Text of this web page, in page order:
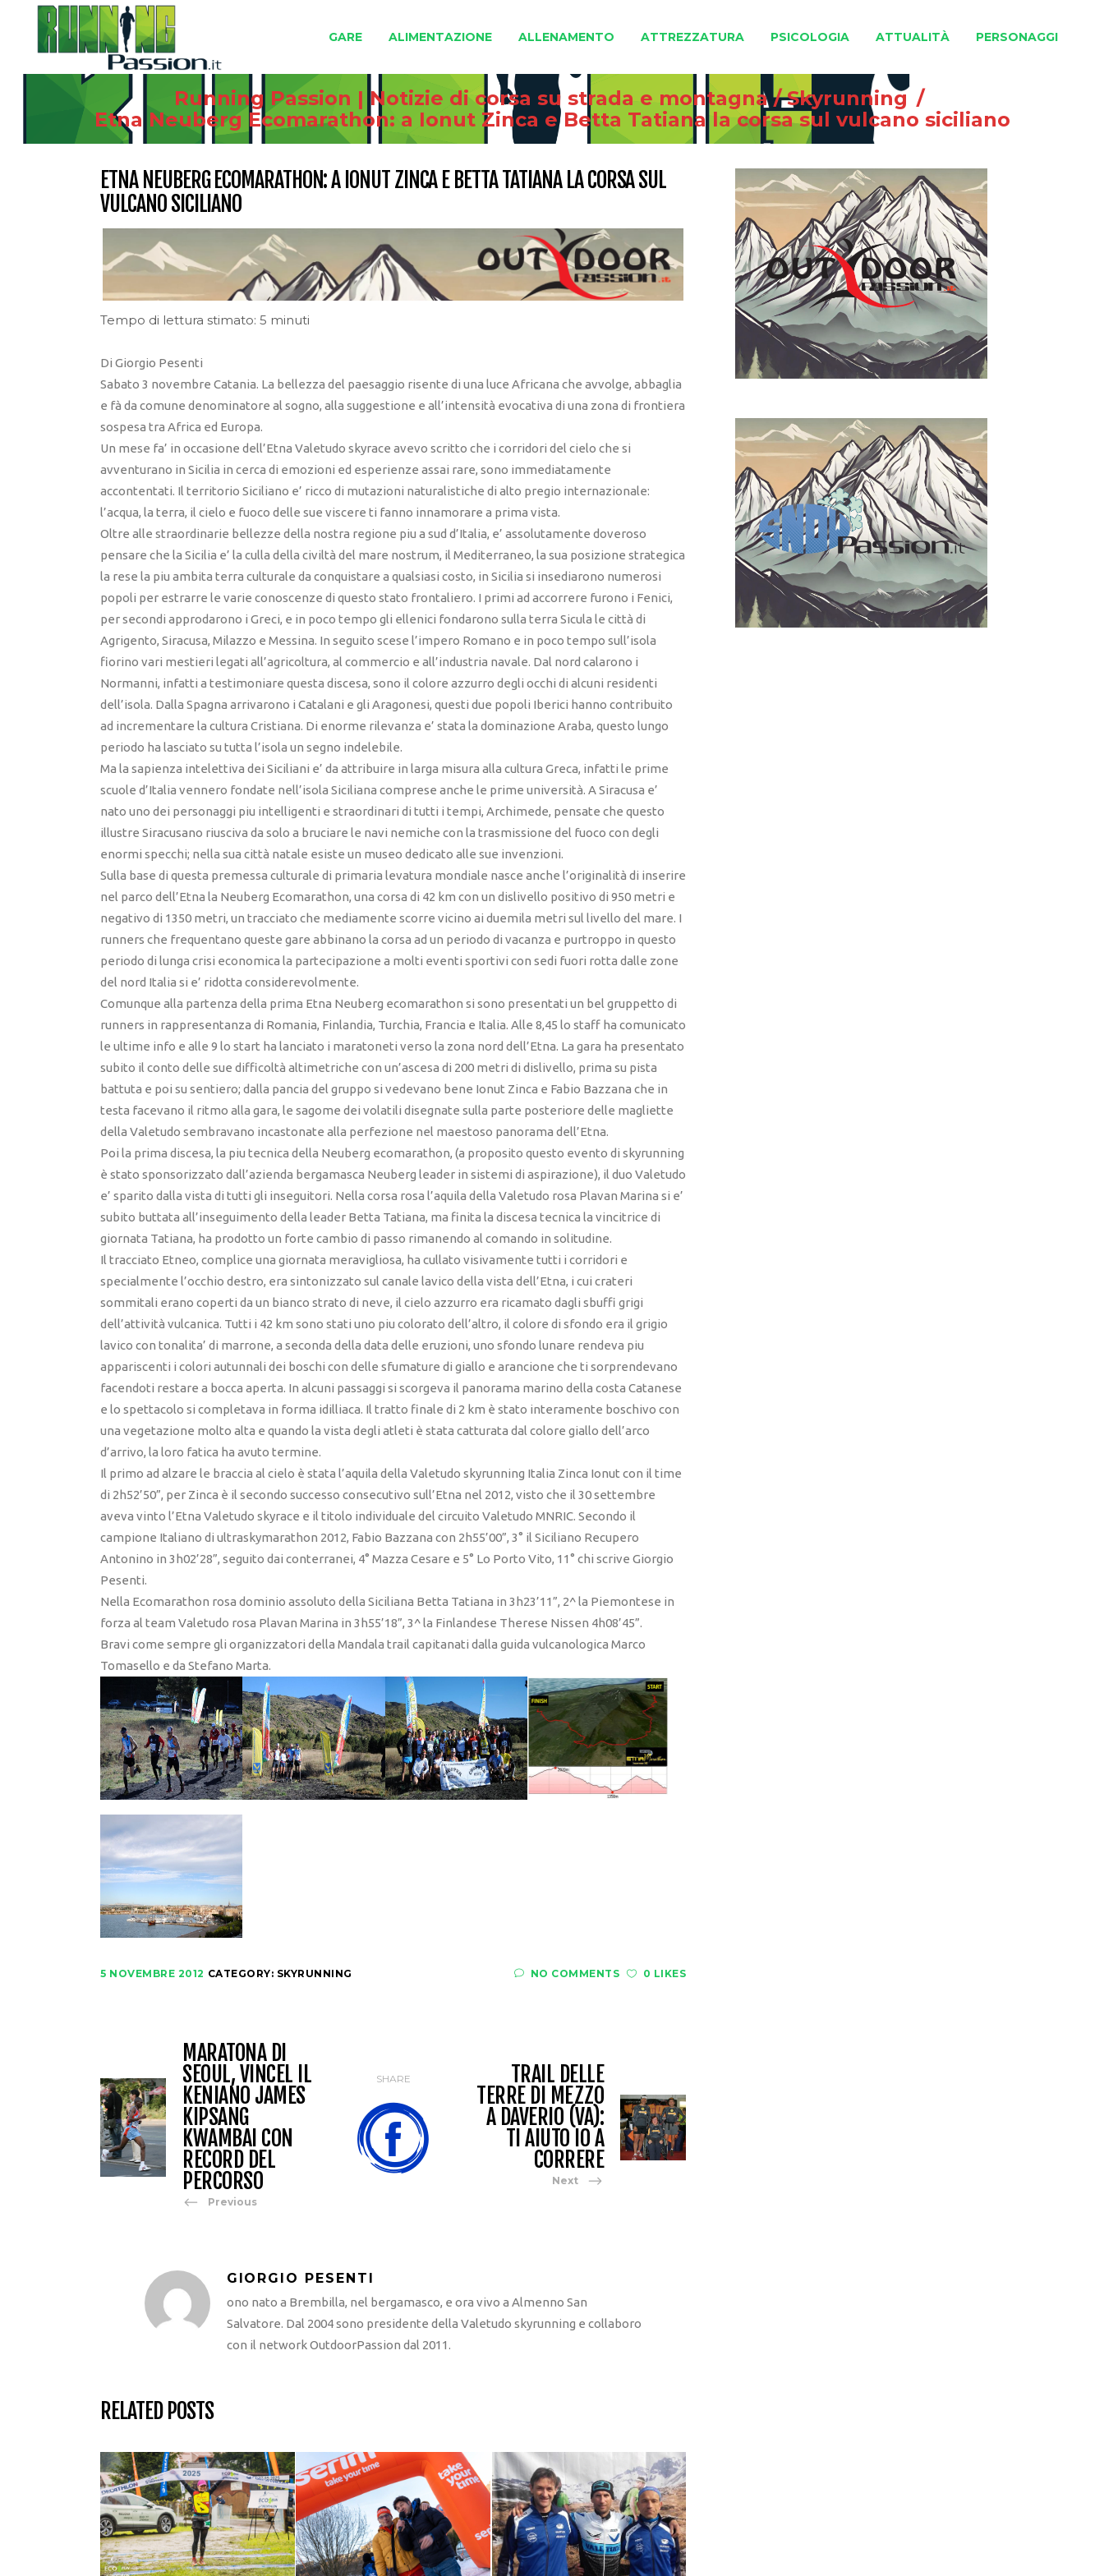
GARE ALIMENTAZIONE ALLENAMENTO ATTREZZATURA PSICOLOGIA ATTUALITÀ PERSONAGGI
Running Passion | Notizie di corsa su strada e montagna/Skyrunning /
Etna Neuberg Ecomarathon: a Ionut Zinca e Betta Tatiana la corsa sul vulcano siciliano
ETNA NEUBERG ECOMARATHON: A IONUT ZINCA E BETTA TATIANA LA CORSA SUL
VULCANO SICILIANO
Tempo di lettura stimato: 5 minuti
Di Giorgio Pesenti
Sabato 3 novembre Catania. La bellezza del paesaggio risente di una luce Africana che avvolge, abbaglia
e fà da comune denominatore al sogno, alla suggestione e all’intensità evocativa di una zona di frontiera
sospesa tra Africa ed Europa.
Un mese fa’ in occasione dell’Etna Valetudo skyrace avevo scritto che i corridori del cielo che si
avventurano in Sicilia in cerca di emozioni ed esperienze assai rare, sono immediatamente
accontentati. Il territorio Siciliano e’ ricco di mutazioni naturalistiche di alto pregio internazionale:
l’acqua, la terra, il cielo e fuoco delle sue viscere ti fanno innamorare a prima vista.
Oltre alle straordinarie bellezze della nostra regione piu a sud d’Italia, e’ assolutamente doveroso
pensare che la Sicilia e’ la culla della civiltà del mare nostrum, il Mediterraneo, la sua posizione strategica
la rese la piu ambita terra culturale da conquistare a qualsiasi costo, in Sicilia si insediarono numerosi
popoli per estrarre le varie conoscenze di questo stato frontaliero. I primi ad accorrere furono i Fenici,
per secondi approdarono i Greci, e in poco tempo gli ellenici fondarono sulla terra Sicula le città di
Agrigento, Siracusa, Milazzo e Messina. In seguito scese l’impero Romano e in poco tempo sull’isola
fiorino vari mestieri legati all’agricoltura, al commercio e all’industria navale. Dal nord calarono i
Normanni, infatti a testimoniare questa discesa, sono il colore azzurro degli occhi di alcuni residenti
dell’isola. Dalla Spagna arrivarono i Catalani e gli Aragonesi, questi due popoli Iberici hanno contribuito
ad incrementare la cultura Cristiana. Di enorme rilevanza e’ stata la dominazione Araba, questo lungo
periodo ha lasciato su tutta l’isola un segno indelebile.
Ma la sapienza intelettiva dei Siciliani e’ da attribuire in larga misura alla cultura Greca, infatti le prime
scuole d’Italia vennero fondate nell’isola Siciliana comprese anche le prime università. A Siracusa e’
nato uno dei personaggi piu intelligenti e straordinari di tutti i tempi, Archimede, pensate che questo
illustre Siracusano riusciva da solo a bruciare le navi nemiche con la trasmissione del fuoco con degli
enormi specchi; nella sua città natale esiste un museo dedicato alle sue invenzioni.
Sulla base di questa premessa culturale di primaria levatura mondiale nasce anche l’originalità di inserire
nel parco dell’Etna la Neuberg Ecomarathon, una corsa di 42 km con un dislivello positivo di 950 metri e
negativo di 1350 metri, un tracciato che mediamente scorre vicino ai duemila metri sul livello del mare. I
runners che frequentano queste gare abbinano la corsa ad un periodo di vacanza e purtroppo in questo
periodo di lunga crisi economica la partecipazione a molti eventi sportivi con sedi fuori rotta dalle zone
del nord Italia si e’ ridotta considerevolmente.
Comunque alla partenza della prima Etna Neuberg ecomarathon si sono presentati un bel gruppetto di
runners in rappresentanza di Romania, Finlandia, Turchia, Francia e Italia. Alle 8,45 lo staff ha comunicato
le ultime info e alle 9 lo start ha lanciato i maratoneti verso la zona nord dell’Etna. La gara ha presentato
subito il conto delle sue difficoltà altimetriche con un’ascesa di 200 metri di dislivello, prima su pista
battuta e poi su sentiero; dalla pancia del gruppo si vedevano bene Ionut Zinca e Fabio Bazzana che in
testa facevano il ritmo alla gara, le sagome dei volatili disegnate sulla parte posteriore delle magliette
della Valetudo sembravano incastonate alla perfezione nel maestoso panorama dell’Etna.
Poi la prima discesa, la piu tecnica della Neuberg ecomarathon, (a proposito questo evento di skyrunning
è stato sponsorizzato dall’azienda bergamasca Neuberg leader in sistemi di aspirazione), il duo Valetudo
e’ sparito dalla vista di tutti gli inseguitori. Nella corsa rosa l’aquila della Valetudo rosa Plavan Marina si e’
subito buttata all’inseguimento della leader Betta Tatiana, ma finita la discesa tecnica la vincitrice di
giornata Tatiana, ha prodotto un forte cambio di passo rimanendo al comando in solitudine.
Il tracciato Etneo, complice una giornata meravigliosa, ha cullato visivamente tutti i corridori e
specialmente l’occhio destro, era sintonizzato sul canale lavico della vista dell’Etna, i cui crateri
sommitali erano coperti da un bianco strato di neve, il cielo azzurro era ricamato dagli sbuffi grigi
dell’attività vulcanica. Tutti i 42 km sono stati uno piu colorato dell’altro, il colore di sfondo era il grigio
lavico con tonalita’ di marrone, a seconda della data delle eruzioni, uno sfondo lunare rendeva piu
appariscenti i colori autunnali dei boschi con delle sfumature di giallo e arancione che ti sorprendevano
facendoti restare a bocca aperta. In alcuni passaggi si scorgeva il panorama marino della costa Catanese
e lo spettacolo si completava in forma idilliaca. Il tratto finale di 2 km è stato interamente boschivo con
una vegetazione molto alta e quando la vista degli atleti è stata catturata dal colore giallo dell’arco
d’arrivo, la loro fatica ha avuto termine.
Il primo ad alzare le braccia al cielo è stata l’aquila della Valetudo skyrunning Italia Zinca Ionut con il time
di 2h52’50”, per Zinca è il secondo successo consecutivo sull’Etna nel 2012, visto che il 30 settembre
aveva vinto l’Etna Valetudo skyrace e il titolo individuale del circuito Valetudo MNRIC. Secondo il
campione Italiano di ultraskymarathon 2012, Fabio Bazzana con 2h55’00”, 3° il Siciliano Recupero
Antonino in 3h02’28”, seguito dai conterranei, 4° Mazza Cesare e 5° Lo Porto Vito, 11° chi scrive Giorgio
Pesenti.
Nella Ecomarathon rosa dominio assoluto della Siciliana Betta Tatiana in 3h23’11”, 2^ la Piemontese in
forza al team Valetudo rosa Plavan Marina in 3h55’18”, 3^ la Finlandese Therese Nissen 4h08’45”.
Bravi come sempre gli organizzatori della Mandala trail capitanati dalla guida vulcanologica Marco
Tomasello e da Stefano Marta.
5 NOVEMBRE 2012 CATEGORY: SKYRUNNING NO COMMENTS 0 LIKES
MARATONA DI
SEOUL, VINCEL IL
KENIANO JAMES
KIPSANG
KWAMBAI CON
RECORD DEL
PERCORSO
Previous
SHARE
TRAIL DELLE
TERRE DI MEZZO
A DAVERIO (VA):
TI AIUTO IO A
CORRERE
Next
GIORGIO PESENTI
ono nato a Brembilla, nel bergamasco, e ora vivo a Almenno San
Salvatore. Dal 2004 sono presidente della Valetudo skyrunning e collaboro
con il network OutdoorPassion dal 2011.
RELATED POSTS